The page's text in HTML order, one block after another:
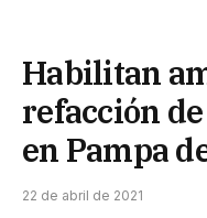
Habilitan
refacción
en Pampa
22 de abril de 2021